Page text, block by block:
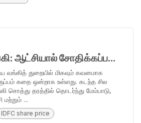
IDFC முதல் வங்கி: ஆட்சியால் சோதிக்கப்பட்ட வலுவான அடிப்படைகள்
வங்கித் துறையில் மிகவும் கவனமாக
கதை ஒன்றாக உள்ளது. கடந்த சில
சொத்து தரத்தில் தொடர்ந்து மேம்பாடு,
...
IDFC share price